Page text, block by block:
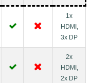
1x
HDMI,
3x DP
2x
HDMI,
2x DP